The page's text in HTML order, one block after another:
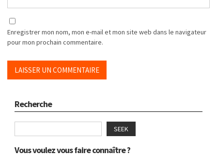
Enregistrer mon nom, mon e-mail et mon site web dans le navigateur
pour mon prochain commentaire.
Recherche
SEEK
Vous voulez vous faire connaître ?